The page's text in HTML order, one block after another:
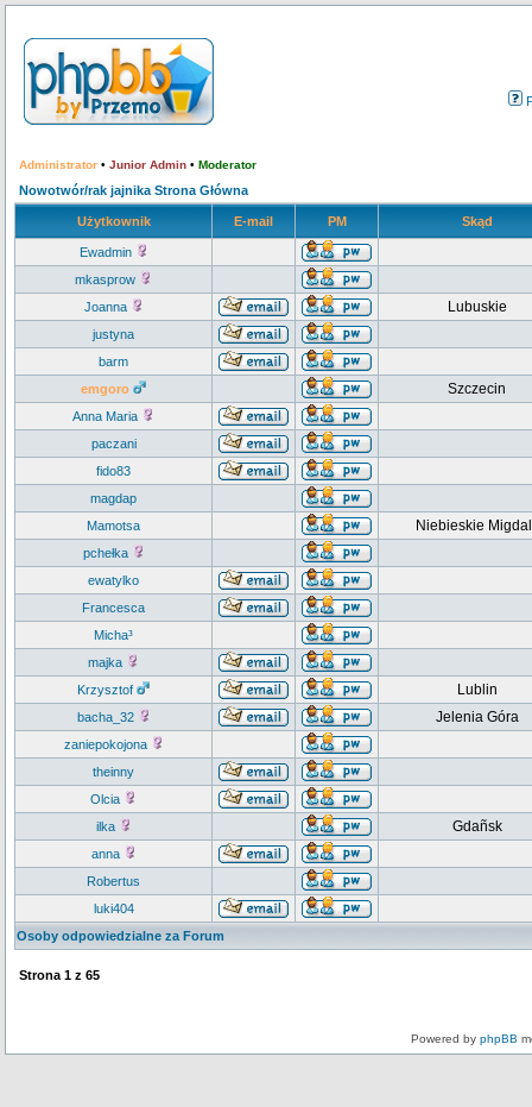
Administrator • Junior Admin • Moderator
Nowotwór/rak jajnika Strona Główna
Użytkownik E-mail PM Skąd
Ewadmin
mkasprow
Joanna
Lubuskie
justyna
barm
emgoro
Szczecin
Anna Maria
paczani
fido83
magdap
Mamotsa
Niebieskie
pchełka
ewatylko
Francesca
Micha³
majka
Krzysztof
Lublin
bacha_32 Jelenia Góra
zaniepokojona
theinny
Olcia
ilka
Gdañsk
anna
Robertus
luki404
Osoby odpowiedzialne za Forum
Strona 1 z 65
Powered by phpBB